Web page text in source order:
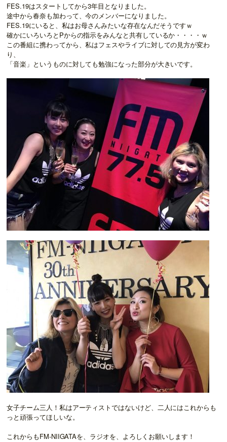
FES.19はスタートしてから3年目となりました。
途中から春奈も加わって、今のメンバーになりました。
FES.19にいると、私はお母さんみたいな存在なんだそうですｗ
確かにいろいろとPからの指示をみんなと共有しているか・・・・ｗ
この番組に携わってから、私はフェスやライブに対しての見方が変わ
り、
「音楽」というものに対しても勉強になった部分が大きいです。
女子チーム三人！私はアーティストではないけど、二人にはこれからも
っと頑張ってほしいな。
これからもFM-NIIGATAを、ラジオを、よろしくお願いします！